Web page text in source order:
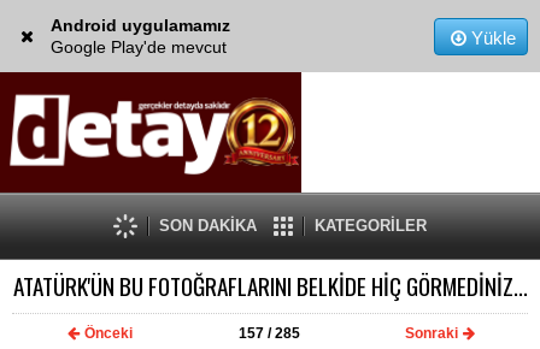
Android uygulamamız
Google Play'de mevcut
Yükle
SON DAKİKA KATEGORİLER
ATATÜRK'ÜN BU FOTOĞRAFLARINI BELKİDE HİÇ GÖRMEDİNİZ...
Önceki 157 / 285 Sonraki